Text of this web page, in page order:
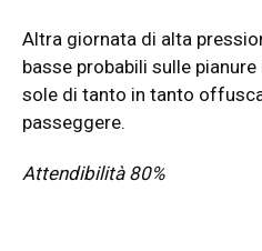
Altra giornata di alta
basse probabili sulle
sole di tanto in tanto
passeggere.
Attendibilità 80%